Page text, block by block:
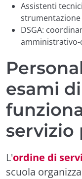
Assistenti
DSGA:
esami
servizio
L'ordine di
scuola